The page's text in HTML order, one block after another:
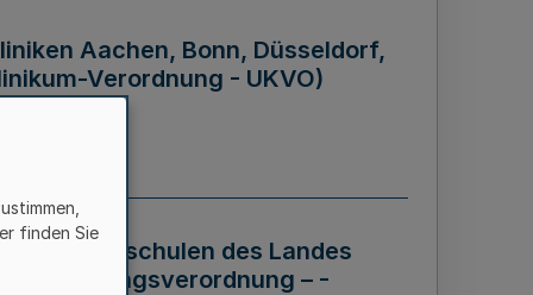
Aachen, Bonn, Düsseldorf,
Verordnung - UKVO)
der Hochschulen des Landes
– -
finden Sie